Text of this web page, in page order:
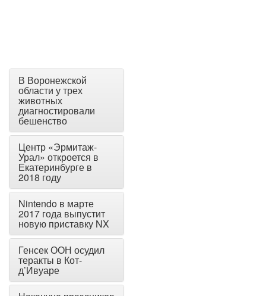
В Воронежской
области у трех
животных
диагностировали
бешенство
Центр «Эрмитаж-
Урал» откроется в
Екатеринбурге в
2018 году
Nintendo в марте
2017 года выпустит
новую приставку NX
Генсек ООН осудил
теракты в Кот-
д’Ивуаре